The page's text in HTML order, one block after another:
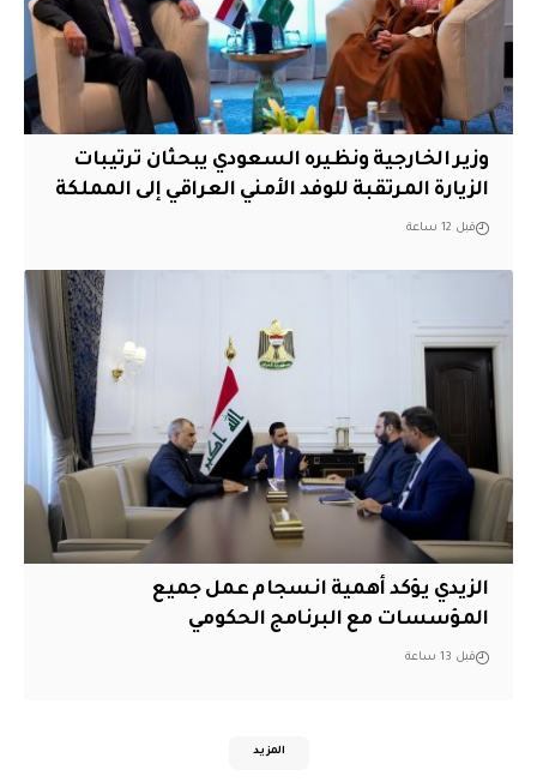
وزير الخارجية ونظيره السعودي يبحثان ترتيبات
الزيارة المرتقبة للوفد الأمني العراقي إلى المملكة
قبل 12 ساعة
الزيدي يؤكد أهمية انسجام عمل جميع
المؤسسات مع البرنامج الحكومي
قبل 13 ساعة
المزيد